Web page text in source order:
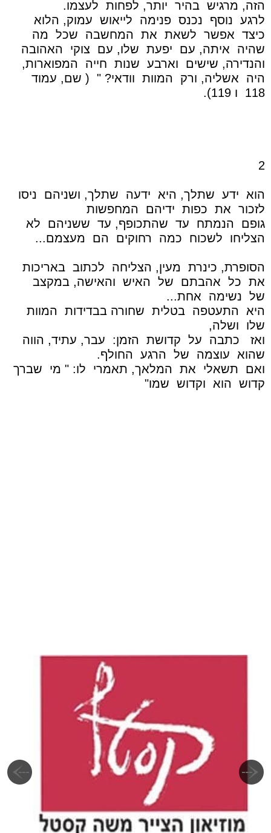
הזה, מרגיש בהיר יותר, לפחות לעצמו.
לרגע נוסף נכנס פנימה לייאוש עמוק, הלוא
כיצד אפשר לשאת את המחשבה שכל מה
שהיה
איתה, עם יפעת שלו, עם צוקי
האהובה
והנדירה, שישים
וארבע שנות חייה
המפוארות,
היה
אשליה, ורק המוות וודאי? " ( שם, עמוד
118
ו 119).
2
הוא ידע שתלך, היא ידעה שתלך, ושניהם
ניסו
לזכור את כפות ידיהם
המחפשות
גופם
הנמתח עד שהתכופף, עד ששניהם
לא
הצליחו
לשכוח כמה רחוקים הם מעצמם...
הסופרת, כינרת מעין, הצליחה לכתוב באריכות
את כל אהבתם של האיש והאישה, במקצב
של נשימה
אחת...
היא
התעטפה בטלית שחורה בבדידות
המוות
שלו
ושלה,
ואז
כתבה על קדושת הזמן:
עבר, עתיד, הווה
שהוא
עוצמה של הרגע
החולף.
ואם
תשאלי את המלאך, תאמרי לו: " מי
שברך
קדוש
הוא וקדוש שמו"